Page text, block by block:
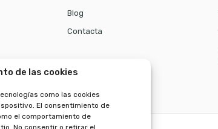
de las cookies
como las cookies
El consentimiento de
el comportamiento de
No consentir o retirar el
Blog
Contacta